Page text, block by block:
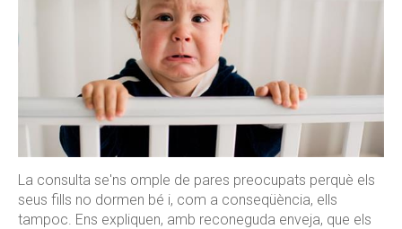
La consulta se'ns omple de pares preocupats perquè els
seus fills no dormen bé i, com a conseqüència, ells
tampoc. Ens expliquen, amb reconeguda enveja, que els